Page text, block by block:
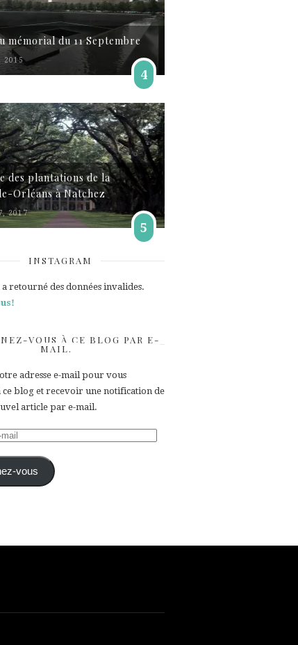
mémorial du 11 Septembre
2015
4
des plantations de la
Orléans à Natchez
2017
5
INSTAGRAM
retourné des données invalides.
VOUS À CE BLOG PAR E-
MAIL.
adresse e-mail pour vous
ce blog et recevoir une notification de
article par e-mail.
vous